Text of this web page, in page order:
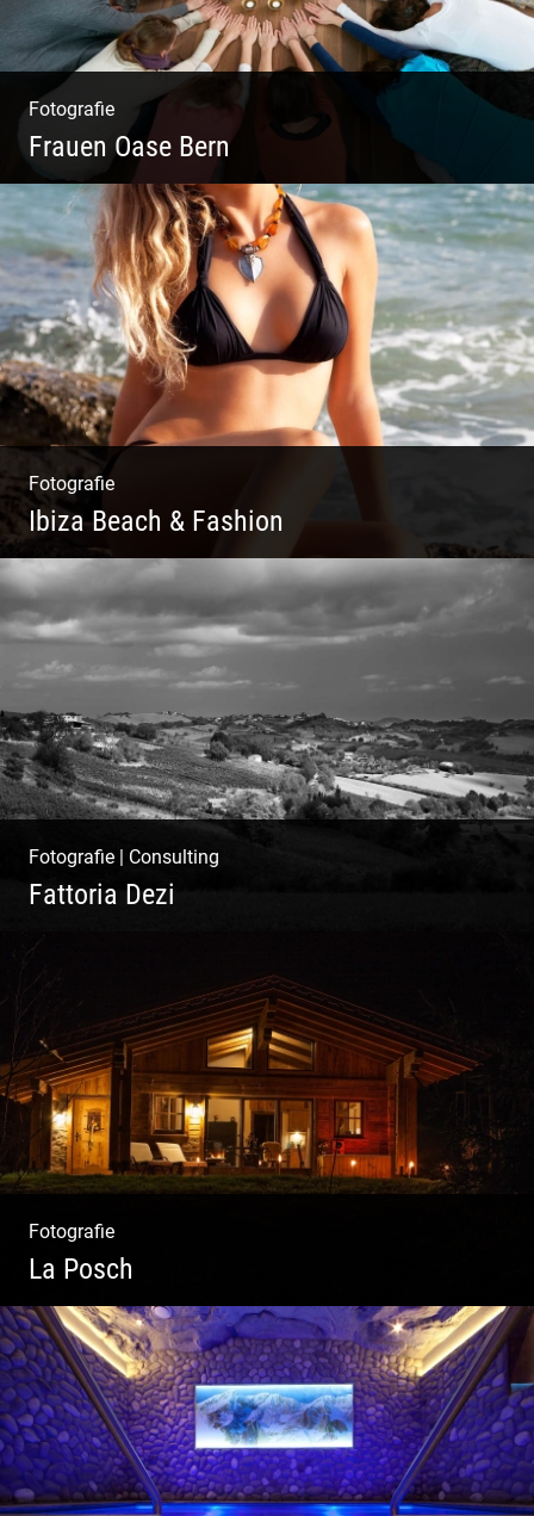
Fotografie
Frauen Oase Bern
Yoga Fotografie | Magische Momente | Bunte
Farben | Wilde Formen
Fotografie
Ibiza Beach & Fashion
Ibiza Beach & Fashion
Fotografie Consulting
Fattoria Dezi
Übersetzung & Medien | Fotografie &
Texting | Feine Weine
Fotografie
La Posch
Kuschelige Chalets | Traumhaftes Tirol |
Luxuriöse Auszeit | Alpiner Lifestyle